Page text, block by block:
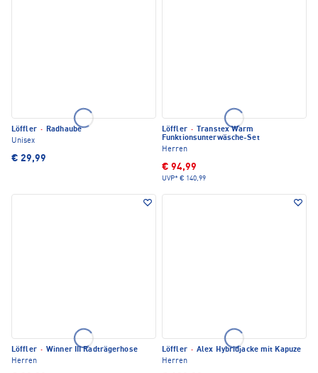
Löffler · Radhaube
Unisex
€ 29,99
Löffler ·
Transtex Warm
Funktionsunterwäsche-Set
Herren
€ 94,99
UVP* € 140,99
Löffler · Winner III Radträgerhose
Herren
Löffler · Alex Hybridjacke mit Kapuze
Herren